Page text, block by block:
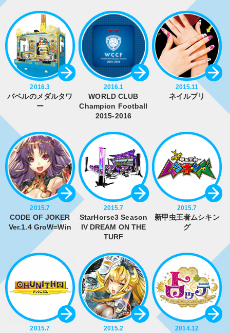
2016.3
バベルのメダルタワ
ー
2016.1
WORLD CLUB
Champion Football
2015-2016
2015.11
ネイルプリ
2015.7
CODE OF JOKER
Ver.1.4 GroW=Win
2015.7
StarHorse3 Season
IV DREAM ON THE
TURF
2015.7
新甲虫王者ムシキン
グ
2015.7 2015.2 2014.12